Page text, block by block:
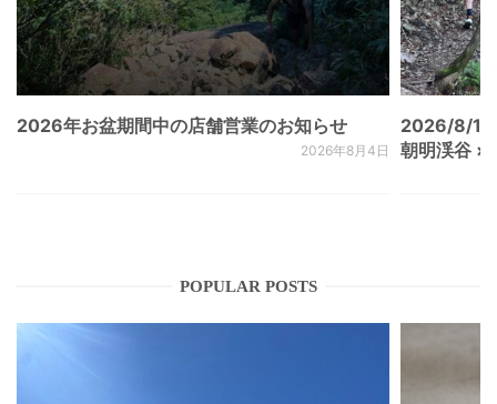
2026年お盆期間中の店舗営業のお知らせ
2026年8月4日
2026/8/
朝明渓谷 ×
POPULAR POSTS